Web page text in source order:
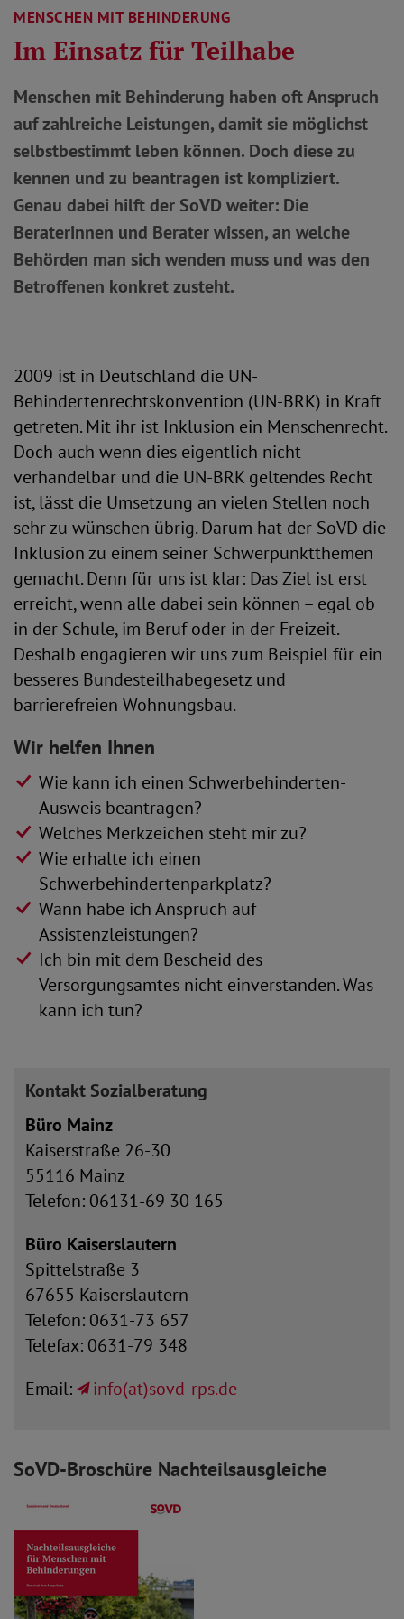
MENSCHEN MIT BEHINDERUNG
Im Einsatz für Teilhabe
Menschen mit Behinderung haben oft Anspruch
auf zahlreiche Leistungen, damit sie möglichst
selbstbestimmt leben können. Doch diese zu
kennen und zu beantragen ist kompliziert.
Genau dabei hilft der SoVD weiter: Die
Beraterinnen und Berater wissen, an welche
Behörden man sich wenden muss und was den
Betroffenen konkret zusteht.
2009 ist in Deutschland die UN-
Behindertenrechtskonvention (UN-BRK) in Kraft
getreten. Mit ihr ist Inklusion ein Menschenrecht.
Doch auch wenn dies eigentlich nicht
verhandelbar und die UN-BRK geltendes Recht
ist, lässt die Umsetzung an vielen Stellen noch
sehr zu wünschen übrig. Darum hat der SoVD die
Inklusion zu einem seiner Schwerpunktthemen
gemacht. Denn für uns ist klar: Das Ziel ist erst
erreicht, wenn alle dabei sein können – egal ob
in der Schule, im Beruf oder in der Freizeit.
Deshalb engagieren wir uns zum Beispiel für ein
besseres Bundesteilhabegesetz und
barrierefreien Wohnungsbau.
Wir helfen Ihnen
Wie kann ich einen Schwerbehinderten-
Ausweis beantragen?
Welches Merkzeichen steht mir zu?
Wie erhalte ich einen
Schwerbehindertenparkplatz?
Wann habe ich Anspruch auf
Assistenzleistungen?
Ich bin mit dem Bescheid des
Versorgungsamtes nicht einverstanden. Was
kann ich tun?
Kontakt Sozialberatung
Büro Mainz
Kaiserstraße 26-30
55116 Mainz
Telefon: 06131-69 30 165
Büro Kaiserslautern
Spittelstraße 3
67655 Kaiserslautern
Telefon: 0631-73 657
Telefax: 0631-79 348
Email:
info(at)sovd-rps.de
SoVD-Broschüre Nachteilsausgleiche